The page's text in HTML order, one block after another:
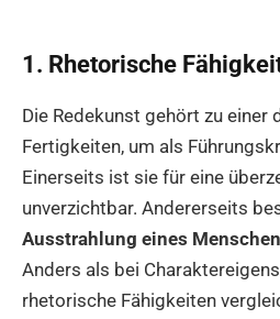
1. Rhetorische
Die Redekunst gehört zu einer
Fertigkeiten, um als
Einerseits ist sie für eine
unverzichtbar. Andererseits
Ausstrahlung eines Menschen
Anders als bei
rhetorische Fähigkeiten